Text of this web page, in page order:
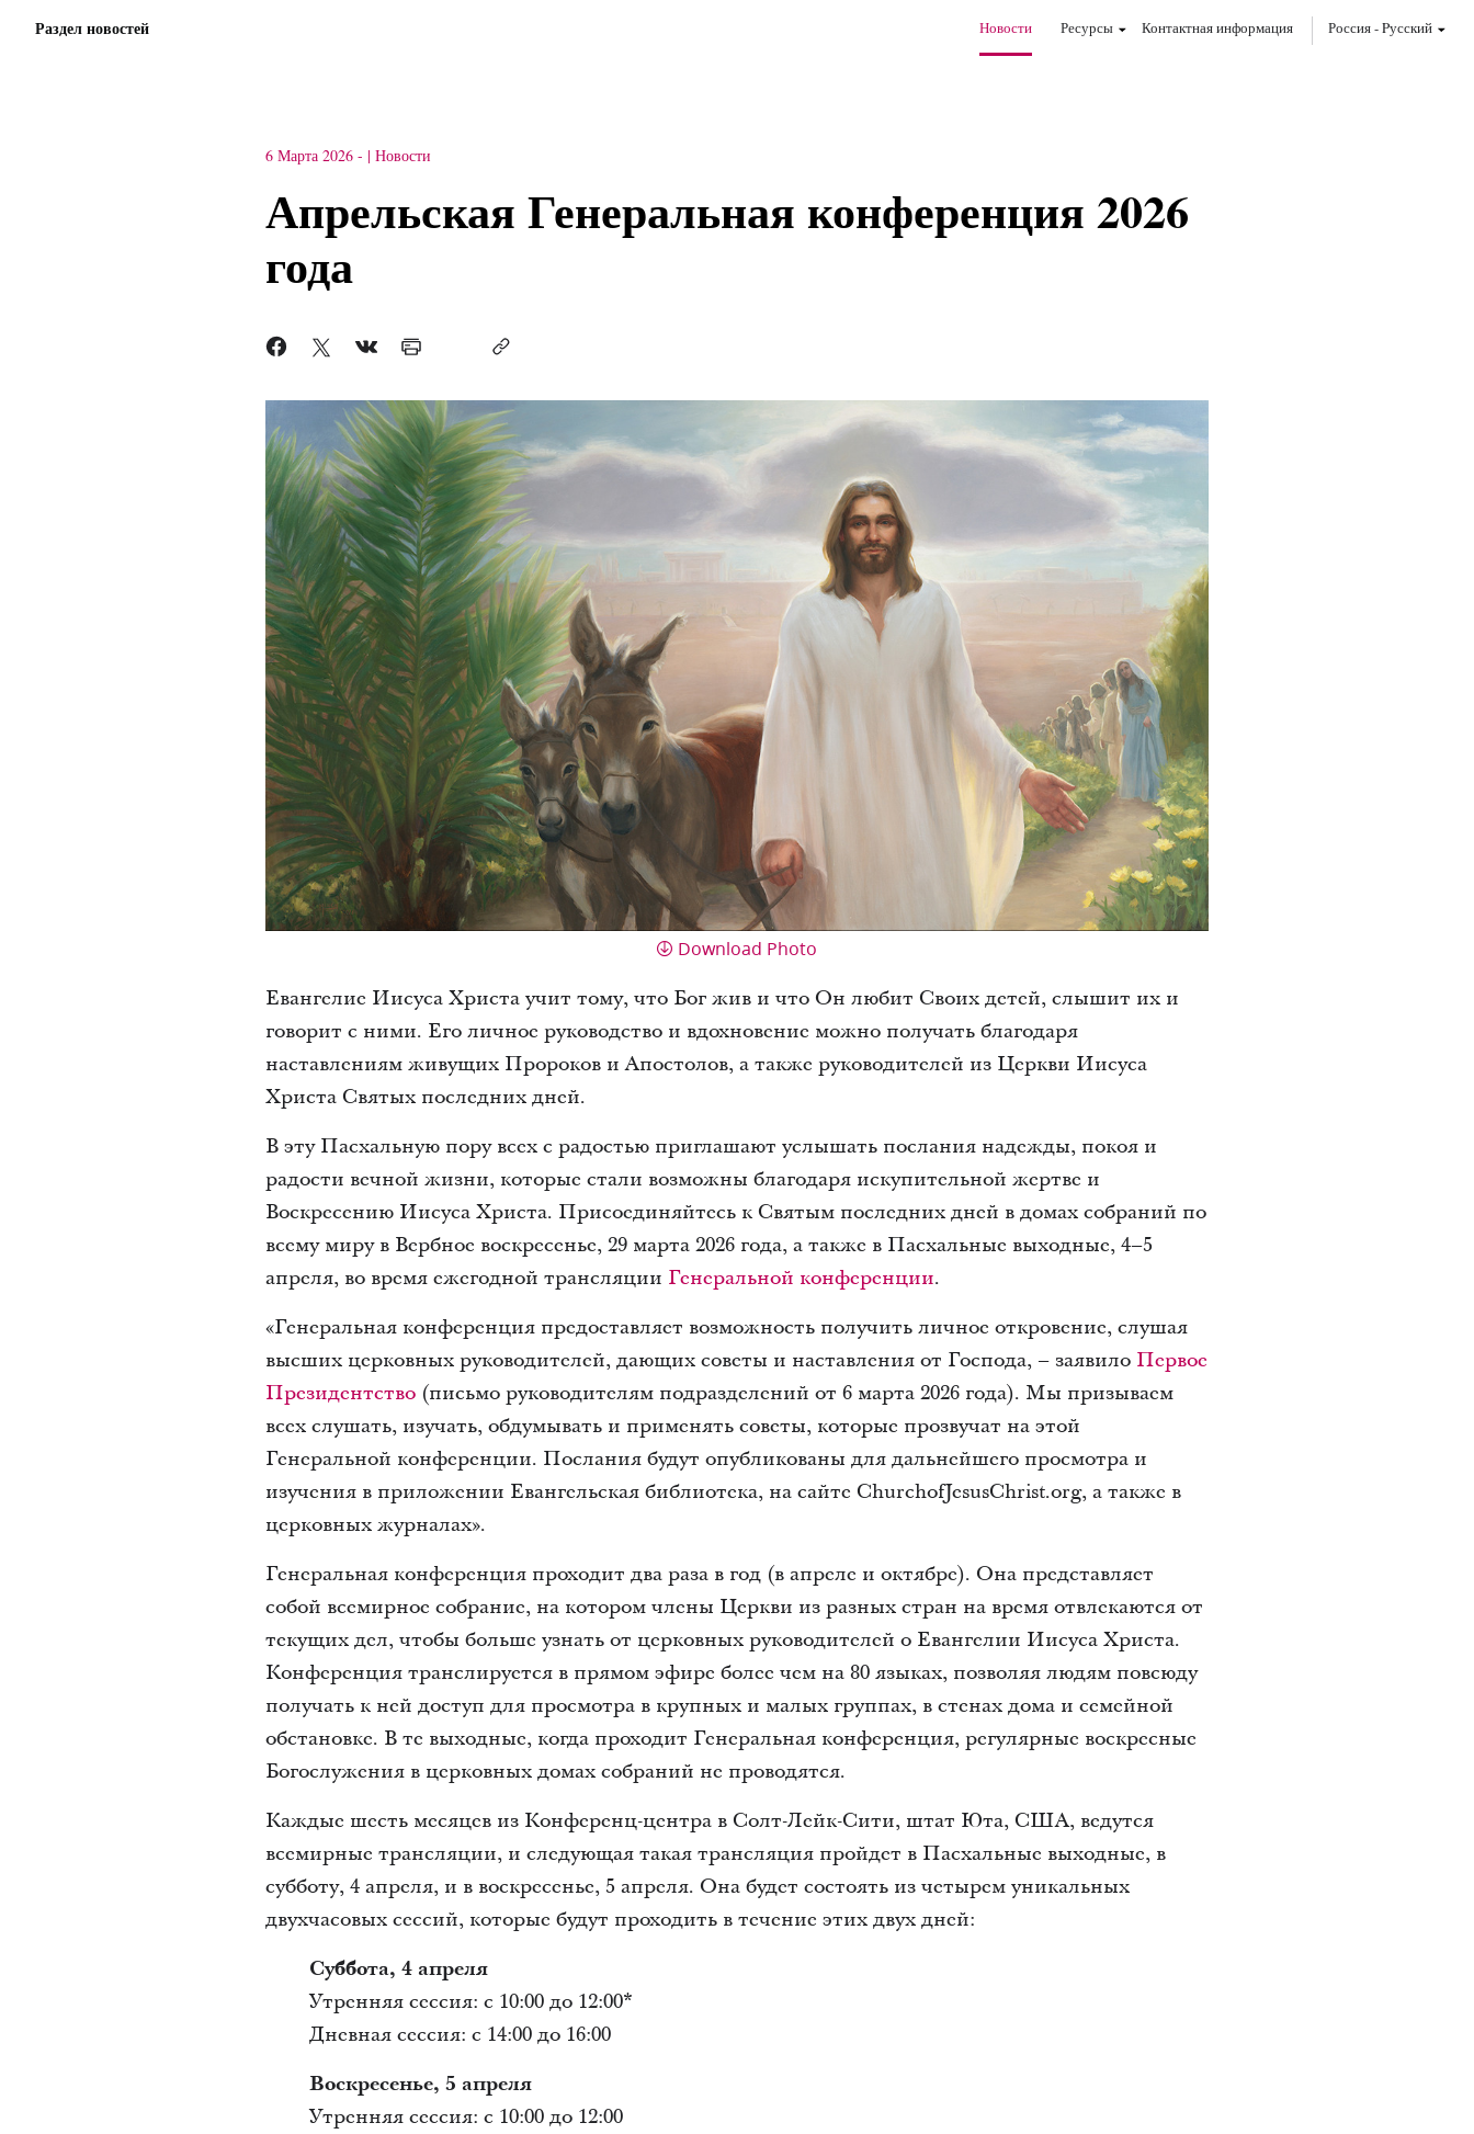
Раздел новостей Новости Ресурсы Контактная информация Россия-Pусский
6 Марта 2026 - Новости
Апрельская Генеральная конференция 2026
года
Download Photo
Евангелие Иисуса Христа учит тому, что Бог жив и что Он любит Своих детей, слышит их и
говорит с ними. Его личное руководство и вдохновение можно получать благодаря
наставлениям живущих Пророков и Апостолов, а также руководителей из Церкви Иисуса
Христа Святых последних дней.
В эту Пасхальную пору всех с радостью приглашают услышать послания надежды, покоя и
радости вечной жизни, которые стали возможны благодаря искупительной жертве и
Воскресению Иисуса Христа. Присоединяйтесь к Святым последних дней в домах собраний по
всему миру в Вербное воскресенье, 29 марта 2026 года, а также в Пасхальные выходные, 4–5
апреля, во время ежегодной трансляции Генеральной конференции.
«Генеральная конференция предоставляет возможность получить личное откровение, слушая
высших церковных руководителей, дающих советы и наставления от Господа, – заявило Первое
Президентство(письмо руководителям подразделений от 6 марта 2026 года). Мы призываем
всех слушать, изучать, обдумывать и применять советы, которые прозвучат на этой
Генеральной конференции. Послания будут опубликованы для дальнейшего просмотра и
изучения в приложении Евангельская библиотека, на сайте ChurchofJesusChrist.org, а также в
церковных журналах».
Генеральная конференция проходит два раза в год (в апреле и октябре). Она представляет
собой всемирное собрание, на котором члены Церкви из разных стран на время отвлекаются от
текущих дел, чтобы больше узнать от церковных руководителей о Евангелии Иисуса Христа.
Конференция транслируется в прямом эфире более чем на 80 языках, позволяя людям повсюду
получать к ней доступ для просмотра в крупных и малых группах, в стенах дома и семейной
обстановке. В те выходные, когда проходит Генеральная конференция, регулярные воскресные
Богослужения в церковных домах собраний не проводятся.
Каждые шесть месяцев из Конференц-центра в Солт-Лейк-Сити, штат Юта, США, ведутся
всемирные трансляции, и следующая такая трансляция пройдет в Пасхальные выходные, в
субботу, 4 апреля, и в воскресенье, 5 апреля. Она будет состоять из четырем уникальных
двухчасовых сессий, которые будут проходить в течение этих двух дней:
Суббота, 4 апреля
Утренняя сессия: с 10:00 до 12:00*
Дневная сессия: с 14:00 до 16:00
Воскресенье, 5 апреля
Утренняя сессия: с 10:00 до 12:00